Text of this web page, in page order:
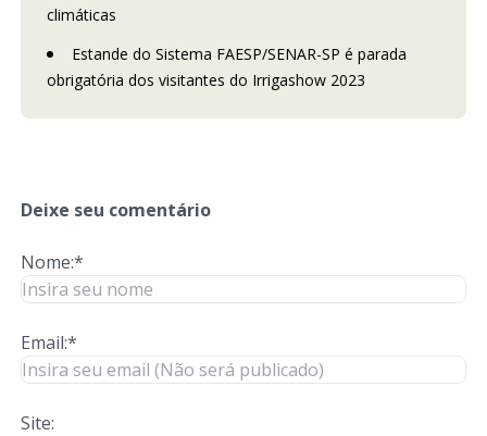
climáticas
Estande do Sistema FAESP/SENAR-SP é parada
obrigatória dos visitantes do Irrigashow 2023
Deixe seu comentário
Nome:*
Email:*
Site: